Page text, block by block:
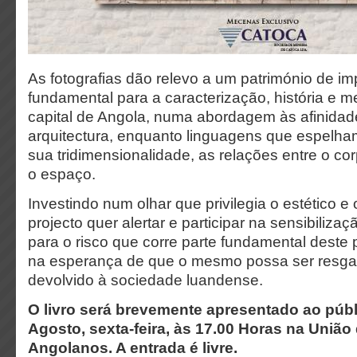
As fotografias dão relevo a um património de
fundamental para a caracterização, história e
capital de Angola, numa abordagem às
arquitectura, enquanto linguagens que
sua tridimensionalidade, as relações entre o
o espaço.
Investindo num olhar que privilegia o estético e
projecto quer alertar e participar na
para o risco que corre parte fundamental deste
na esperança de que o mesmo possa ser
devolvido à sociedade luandense.
O livro será brevemente apresentado ao
Agosto, sexta-feira, às 17.00 Horas na
Angolanos. A entrada é livre.